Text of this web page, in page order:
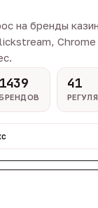
на бренды
Chrome
1439 41